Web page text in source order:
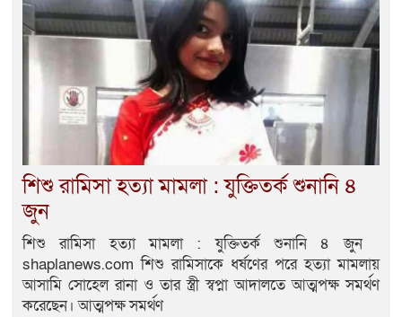
শিশু রামিসা হত্যা মামলা : যুক্তিতর্ক শুনানি ৪
জুন
শিশু রামিসা হত্যা মামলা : যুক্তিতর্ক শুনানি ৪ জুন
shaplanews.com শিশু রামিসাকে ধর্ষণের পরে হত্যা মামলায়
আসামি সোহেল রানা ও তার স্ত্রী স্বপ্না আদালতে আত্মপক্ষ সমর্থণ
করেছেন। আত্মপক্ষ সমর্থণ